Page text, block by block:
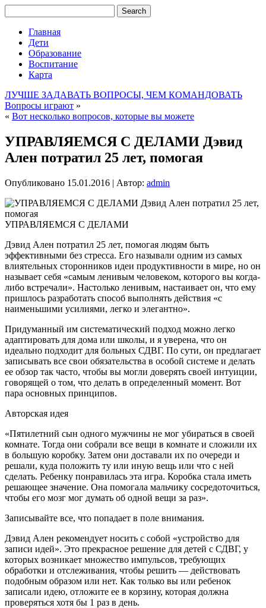
Главная
Дети
Образование
Воспитание
Карта
ЛУЧШЕ ЗАДАВАТЬ ВОПРОСЫ, ЧЕМ КОМАНДОВАТЬ
Вопросы играют »
« Вот несколько вопросов, которые вы можете
УПРАВЛЯЕМСЯ С ДЕЛАМИ Дэвид
Ален потратил 25 лет, помогая
Опубликовано 15.01.2016 | Автор: admin
УПРАВЛЯЕМСЯ С ДЕЛАМИ
Дэвид Ален потратил 25 лет, помогая людям быть
эффективными без стресса. Его называли одним из самых
влиятельных сторонников идеи продуктивности в мире, но он
называет себя «самым ленивым человеком, которого вы когда-
либо встречали». Настолько ленивым, настаивает он, что ему
пришлось разработать способ выполнять действия «с
наименьшими усилиями, легко и элегантно».
Придуманный им систематический подход можно легко
адаптировать для дома или школы, и я уверена, что он
идеально подходит для больных СДВГ. По сути, он предлагает
записывать все свои обязательства в особой системе и делать
ее обзор так часто, чтобы вы могли доверять своей интуиции,
говорящей о том, что делать в определенный момент. Вот
пара основных принципов.
Авторская идея
«Пятилетний сын одного мужчины не мог убираться в своей
комнате. Тогда они собрали все вещи в комнате и сложили их
в большую коробку. Затем они доставали их по очереди и
решали, куда положить ту или иную вещь или что с ней
сделать. Ребенку понравилась эта игра. Коробка стала иметь
решающее значение. Она помогала мальчику сосредоточиться,
чтобы его мозг мог думать об одной вещи за раз».
Записывайте все, что попадает в поле внимания.
Дэвид Ален рекомендует носить с собой «устройство для
записи идей». Это прекрасное решение для детей с СДВГ, у
которых возникает множество импульсов, требующих
обработки и отслеживания, чтобы решить — действовать
подобным образом или нет. Как только вы или ребенок
записали идею, отложите ее в корзину, которая должна
проверяться хотя бы 1 раз в день.